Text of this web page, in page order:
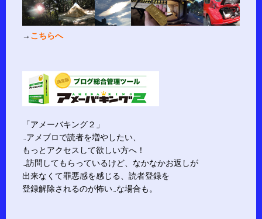
→ こちらへ
「アメーバキング２」
…アメブロで読者を増やしたい、
もっとアクセスして欲しい方へ！
…訪問してもらっているけど、なかなかお返しが
出来なくて罪悪感を感じる、読者登録を
登録解除されるのが怖い…な場合も。